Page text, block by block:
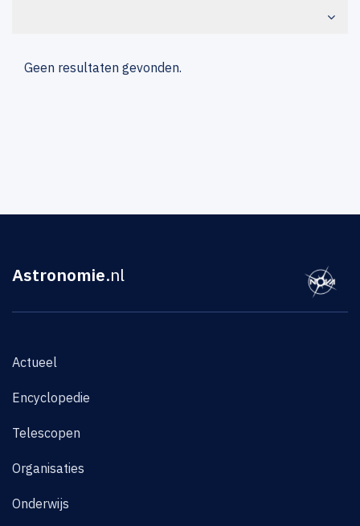
Geen resultaten gevonden.
Astronomie.nl
Actueel
Encyclopedie
Telescopen
Organisaties
Onderwijs